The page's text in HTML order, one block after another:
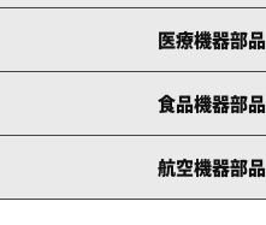
医療機器部品
食品機器部品
航空機器部品